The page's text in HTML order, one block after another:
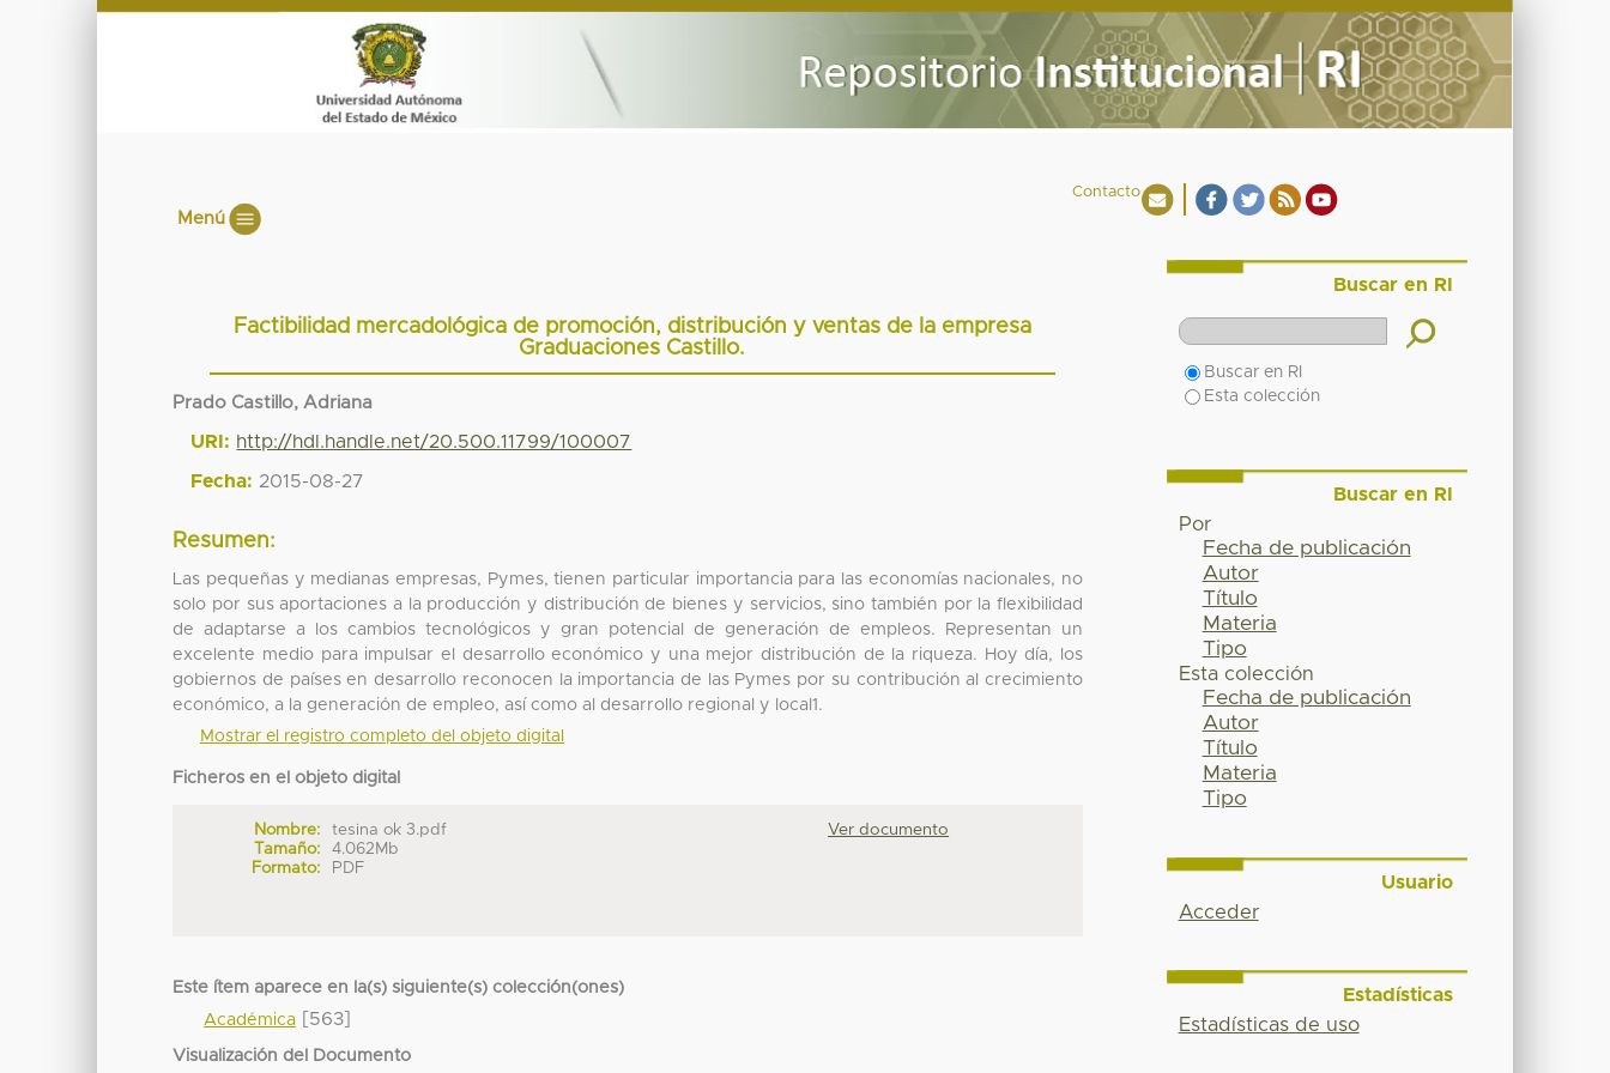
Contacto
Menú
Factibilidad mercadológica de promoción, distribución y ventas de la empresa
Graduaciones Castillo.
Prado Castillo, Adriana
URI: http://hdl.handle.net/20.500.11799/100007
Fecha: 2015-08-27
Resumen:
Las pequeñas y medianas empresas, Pymes, tienen particular importancia para las economías nacionales, no
solo por sus aportaciones a la producción y distribución de bienes y servicios, sino también por la flexibilidad
de adaptarse a los cambios tecnológicos y gran potencial de generación de empleos. Representan un
excelente medio para impulsar el desarrollo económico y una mejor distribución de la riqueza. Hoy día, los
gobiernos de países en desarrollo reconocen la importancia de las Pymes por su contribución al crecimiento
económico, a la generación de empleo, así como al desarrollo regional y local1.
Mostrar el registro completo del objeto digital
Ficheros en el objeto digital
Nombre:
tesina ok 3.pdf
Tamaño:
4.062Mb
Formato:
PDF
Ver documento
Este ítem aparece en la(s) siguiente(s) colección(ones)
Académica [563]
Visualización del Documento
Buscar en RI
Buscar en RI
Esta colección
Buscar en RI
Por
Fecha de publicación
Autor
Título
Materia
Tipo
Esta colección
Fecha de publicación
Autor
Título
Materia
Tipo
Usuario
Acceder
Estadísticas
Estadísticas de uso